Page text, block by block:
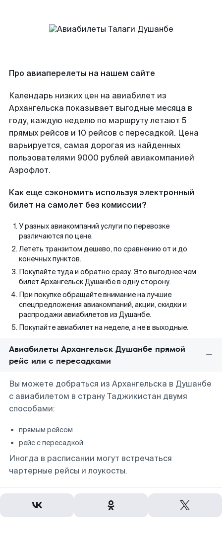
Про авиаперелеты на нашем сайте
Календарь низких цен на авиабилет из
Архангельска показывает выгодные месяца в
году, каждую неделю по маршруту летают 5
прямых рейсов и 10 рейсов с пересадкой. Цена
варьируется, самая дорогая из найденных
пользователями 9000 рублей авиакомпанией
Аэрофлот.
Как еще сэкономить используя электронный
билет на самолет без комиссии?
У разных авиакомпаний услуги по перевозке
различаются по цене.
Лететь транзитом дешево, по сравнению от и до
конечных пунктов.
Покупайте туда и обратно сразу. Это выгоднее чем
билет Архангельск Душанбе в одну сторону.
При покупке обращайте внимание на лучшие
спецпредложения авиакомпаний, акции, скидки и
распродажи авиабилетов из Душанбе.
Покупайте авиабилет на неделе, а не в выходные.
Авиабилеты Архангельск Душанбе прямой
рейс или с пересадками
Вы можете добраться из Архангельска в Душанбе
с авиабилетом в страну Таджикистан двумя
способами:
прямым рейсом
рейс с пересадкой
Иногда в расписании могут встречаться
чартерные рейсы и лоукосты.